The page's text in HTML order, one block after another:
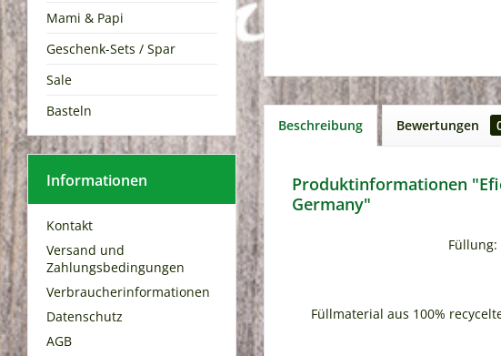
Mami & Papi
Geschenk-Sets / Spar
Sale
Basteln
Informationen
Kontakt
Versand und
Zahlungsbedingungen
Verbraucherinformationen
Datenschutz
AGB
Beschreibung Bewertungen
Produktinformationen
Germany"
Füllung:
Füllmaterial aus 100%